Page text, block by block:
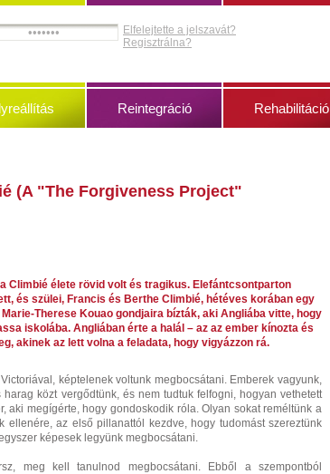
Elfelejtette a jelszavát?
Regisztrálna?
Reintegráció Rehabilitáció
(A "The Forgiveness Project"
Climbié élete rövid volt és tragikus. Elefántcsontparton
és szülei, Francis és Berthe Climbié, hétéves korában egy
Therese Kouao gondjaira bízták, aki Angliába vitte, hogy
iskolába. Angliában érte a halál – az az ember kínozta és
akinek az lett volna a feladata, hogy vigyázzon rá.
képtelenek voltunk megbocsátani. Emberek vagyunk,
közt vergődtünk, és nem tudtuk felfogni, hogyan vethetett
aki megígérte, hogy gondoskodik róla. Olyan sokat reméltünk a
ellenére, az első pillanattól kezdve, hogy tudomást szereztünk
képesek legyünk megbocsátani.
meg kell tanulnod megbocsátani. Ebből a szempontból